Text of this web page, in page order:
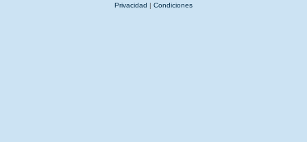
Privacidad | Condiciones